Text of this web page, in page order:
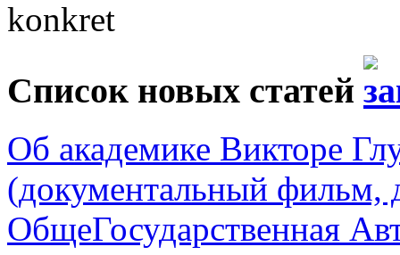
konkret
Список новых статей
Об академике Викторе
(документальный
ОбщеГосударственная